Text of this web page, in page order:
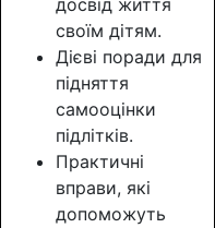
досвід життя
своїм дітям.
Дієві поради для
підняття
самооцінки
підлітків.
Практичні
вправи, які
допоможуть